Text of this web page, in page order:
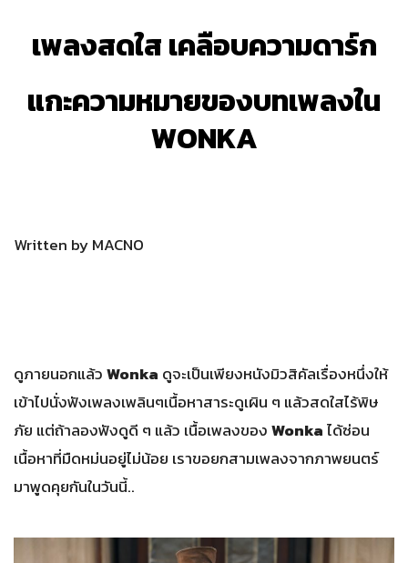
เพลงสดใส เคลือบความดาร์ก
แกะความหมายของบทเพลงใน
WONKA
Written by MACNO
ดูภายนอกแล้วWonka ดูจะเป็นเพียงหนังมิวสิคัลเรื่องหนึ่งให้
เข้าไปนั่งฟังเพลงเพลินๆเนื้อหาสาระดูเผิน ๆ แล้วสดใสไร้พิษ
ภัย แต่ถ้าลองฟังดูดี ๆ แล้ว เนื้อเพลงของWonkaได้ซ่อน
เนื้อหาที่มืดหม่นอยู่ไม่น้อย เราขอยกสามเพลงจากภาพยนตร์
มาพูดคุยกันในวันนี้..